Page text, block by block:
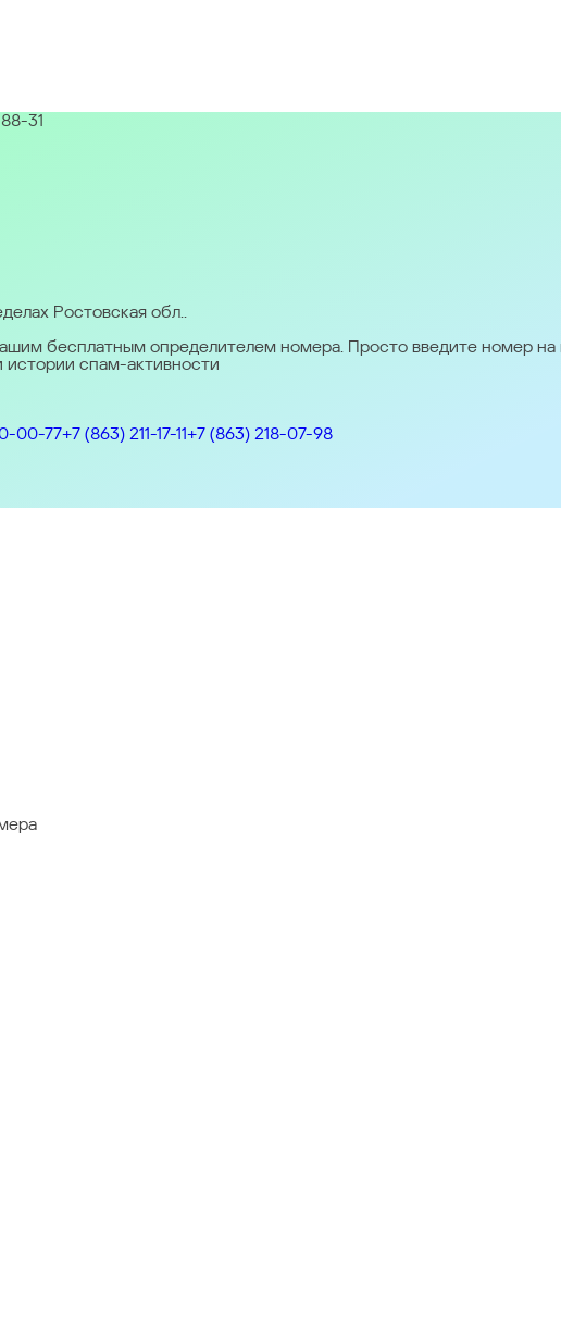
Ελλάδα (Greece)
- Bahasa MelayuNew ZealandViệt Nam ไทย (Thailand)한국 (Korea)
31
Ростовская обл..
бесплатным определителем номера. Просто введите номер
спам-активности
00-77+7 (863) 211-17-11+7 (863) 218-07-98